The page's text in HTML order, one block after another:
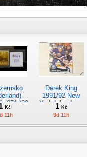
871 (20
Kč
11h
Derek King
1991/92 New
York Islanders,
Pro Set č. 146
1 Kč
9d 11h